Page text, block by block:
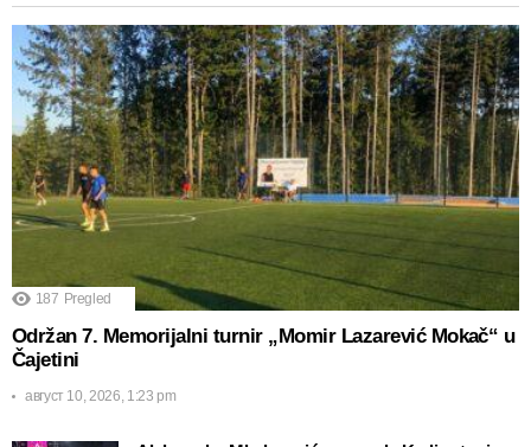
187 Pregled
Održan 7. Memorijalni turnir „Momir Lazarević Mokač“ u
Čajetini
август 10, 2026, 1:23 pm